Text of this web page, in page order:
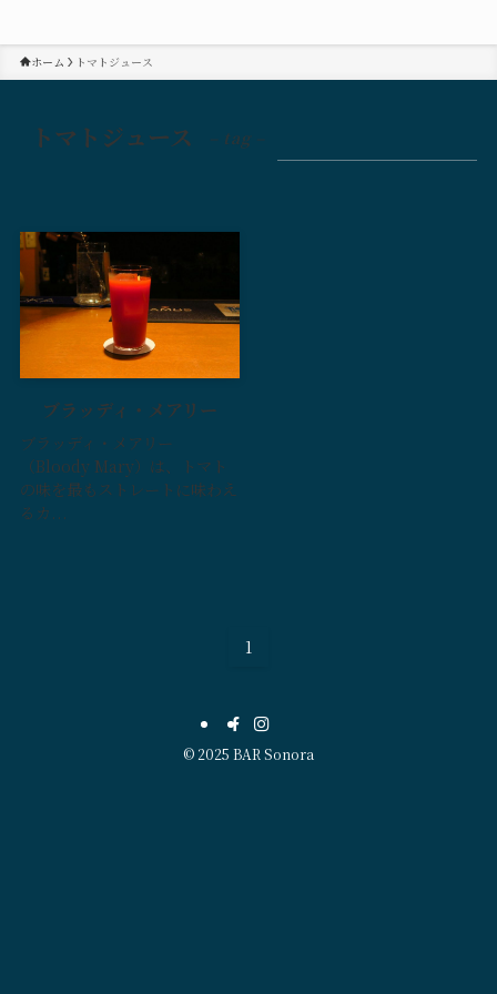
ホーム トマトジュース
トマトジュース – tag –
ブラッディ・メアリー
ブラッディ・メアリー
（Bloody Mary）は、トマト
の味を最もストレートに味わえ
るカ...
1
© 2025 BAR Sonora